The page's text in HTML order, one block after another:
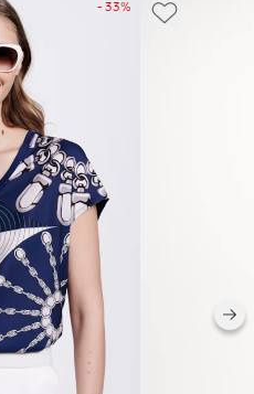
- 33%